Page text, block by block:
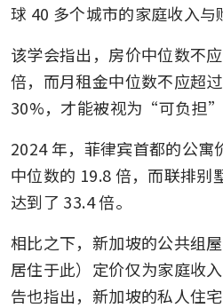
球 40 多个城市的家庭收入与
该学会指出，房价中位数不
倍，而月租金中位数不应超
30%，才能被视为“可负担”
2024 年，菲律宾首都的公寓
中位数的 19.8 倍，而联排别
达到了 33.4 倍。
相比之下，新加坡的公共组
居住于此）定价仅为家庭收
告也指出，新加坡的私人住